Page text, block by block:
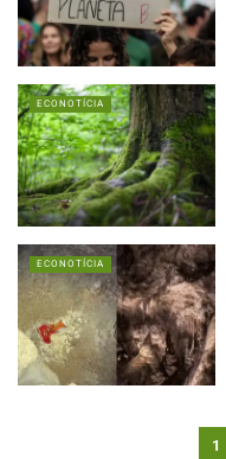
ECONOTÍCIA
ECONOTÍCIA
1